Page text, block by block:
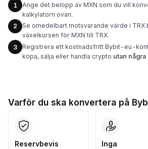
1
Ange det belopp av MXN som du vill
kalkylatorn ovan.
2
Se omedelbart motsvarande värde i TRX
växelkursen för MXN till TRX.
3
Registrera ett kostnadsfritt Bybit-eu-
köpa, sälja eller handla crypto utan
Varför du ska konvertera på
Reservbevis
Inga